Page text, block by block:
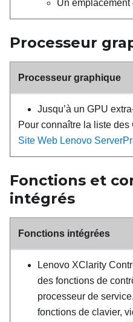
Un
Processeur
Processeur graphique
Jusqu’à un GPU
Pour connaître la liste
Site Web Lenovo
Fonctions et
intégrés
Fonctions intégrées
Lenovo XClarity
des fonctions de
processeur de
fonctions de clavier,